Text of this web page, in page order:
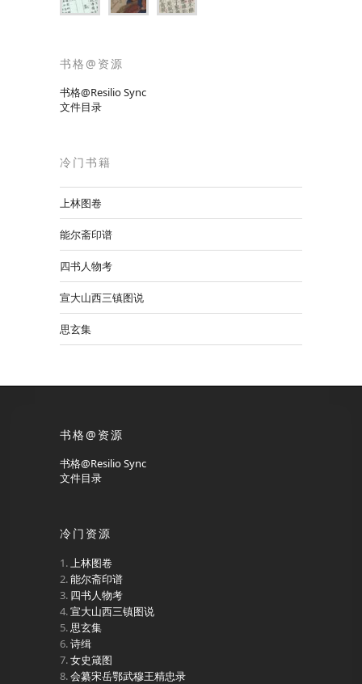
书格@资源
书格@Resilio Sync
文件目录
冷门书籍
上林图卷
能尔斋印谱
四书人物考
宣大山西三镇图说
思玄集
书格@资源
书格@Resilio Sync
文件目录
冷门资源
上林图卷
能尔斋印谱
四书人物考
宣大山西三镇图说
思玄集
诗缉
女史箴图
会纂宋岳鄂武穆王精忠录